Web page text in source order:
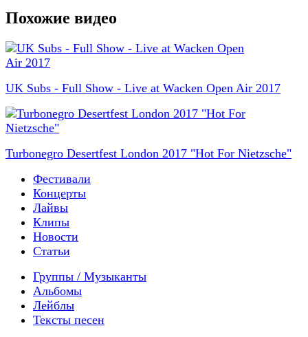
Похожие видео
UK Subs - Full Show - Live at Wacken Open Air 2017
Turbonegro Desertfest London 2017 "Hot For Nietzsche"
Фестивали
Концерты
Лайвы
Клипы
Новости
Статьи
Группы / Музыканты
Альбомы
Лейблы
Тексты песен